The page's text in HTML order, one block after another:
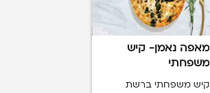
מאפה נאמן- קיש
משפחתי
קיש משפחתי ברשת